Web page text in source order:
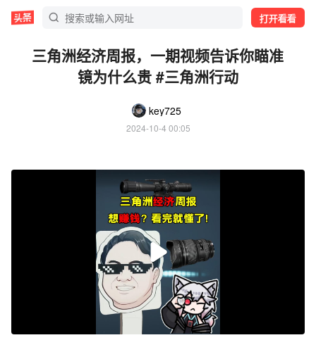
打开看看
三角洲经济周报，一期视频告诉你瞄准
镜为什么贵 #三角洲行动
key725
2024-10-4 00:05